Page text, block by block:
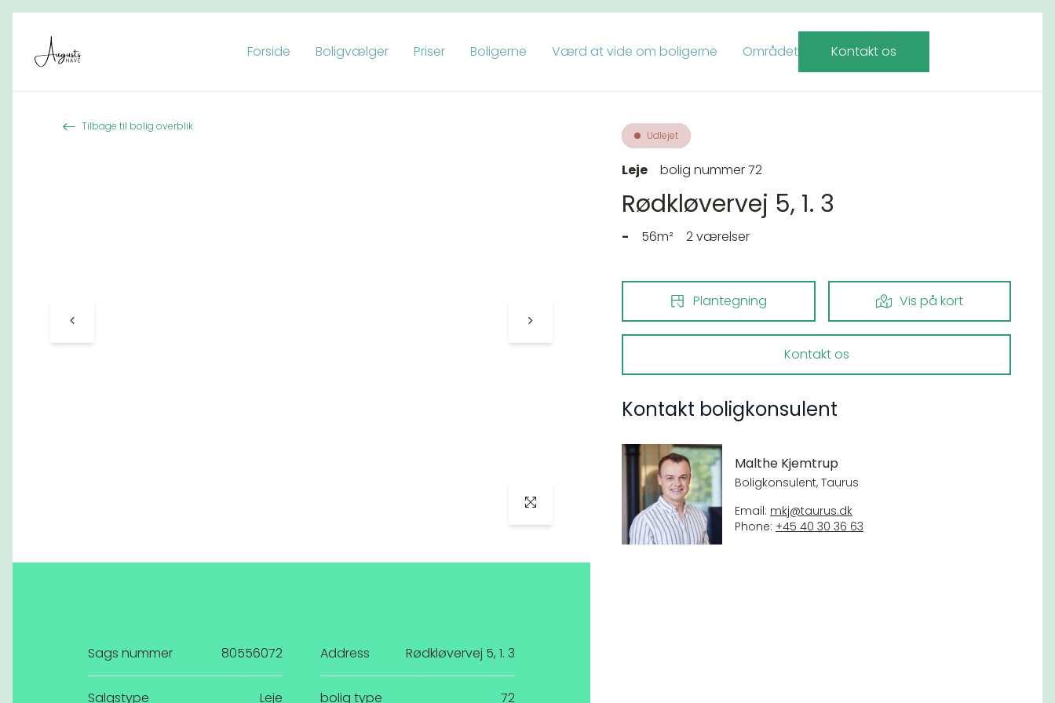
Forside Boligvælger Priser Boligerne Værd at vide om boligerne Området Kontakt os
Tilbage til bolig overblik
Udlejet
Leje bolig nummer 72
Rødkløvervej 5, 1. 3
- 56m² 2 værelser
Plantegning Vis på kort
Kontakt os
Kontakt boligkonsulent
Malthe Kjemtrup
Boligkonsulent, Taurus
Email: mkj@taurus.dk
Phone: +45 40 30 36 63
Sags nummer 80556072 Address Rødkløvervej 5, 1. 3
Salgstype Leje bolig type 72